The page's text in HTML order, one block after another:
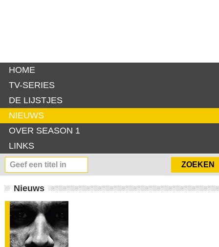
HOME
TV-SERIES
DE LIJSTJES
NIEUWS
OVER SEASON 1
LINKS
Nieuws